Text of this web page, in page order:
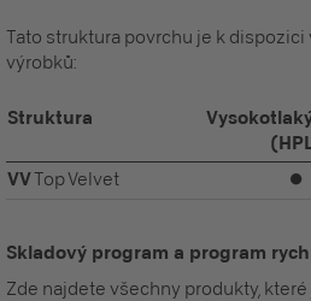
Tato struktura povrchu je k
výrobků:
Struktura
VVTop Velvet ⏺
Skladový program a program
Zde najdete všechny produkty,